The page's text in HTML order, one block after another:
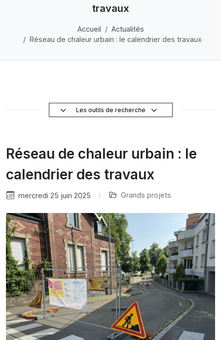
travaux
Accueil
Actualités
Réseau de chaleur urbain : le calendrier des travaux
Les outils de recherche
Réseau de chaleur urbain : le
calendrier des travaux
mercredi 25 juin 2025 Grands projets